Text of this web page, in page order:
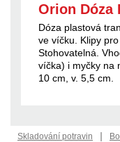
Orion Dóza
Dóza plastová
ve víčku. Klipy
Stohovatelná.
víčka) i myčky na
10 cm, v. 5,5 cm.
Skladování potravin |